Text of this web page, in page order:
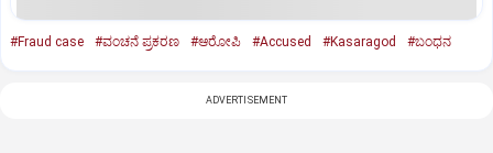
#Fraud case #ವಂಚನೆ ಪ್ರಕರಣ #ಆರೋಪಿ #Accused #Kasaragod #ಬಂಧನ
ADVERTISEMENT